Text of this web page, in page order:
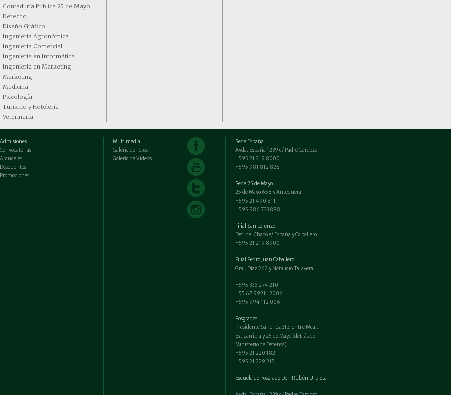
Contaduría Publica 25 de Mayo
Derecho
Diseño Gráfico
Ingeniería Agronómica
Ingeniería Comercial
Ingeniería en Informática
Ingeniería en Marketing
Marketing
Medicina
Psicología
Turismo y Hotelería
Veterinaria
Admisiones
Convocatorias
Aranceles
Descuentos
Promociones
Multimedia
Galería de Fotos
Galería de Vídeos
Sede España
Avda. España 1239 c/ Padre Cardozo
+595 21 219 8000
+595 981 812 828
Sede 25 de Mayo
25 de Mayo 658 y Antequera
+595 21 490 811
+595 986 733 888
Filial San Lorenzo
Def. del Chaco e/ España y Caballero
+595 21 219 8900
Filial Pedro Juan Caballero
Gral. Díaz 262 y Natalicio Talavera
+595 336 274 210
+55 67 99211 2006
+595 994 112 006
Posgrados
Presidente Sánchez 313, entre Mcal.
Estigarribia y 25 de Mayo (detrás del
Ministerio de Defensa)
+595 21 220 182
+595 21 229 215
Escuela de Posgrado Don Rubén Urbieta